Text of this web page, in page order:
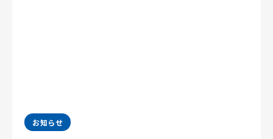
お知らせ